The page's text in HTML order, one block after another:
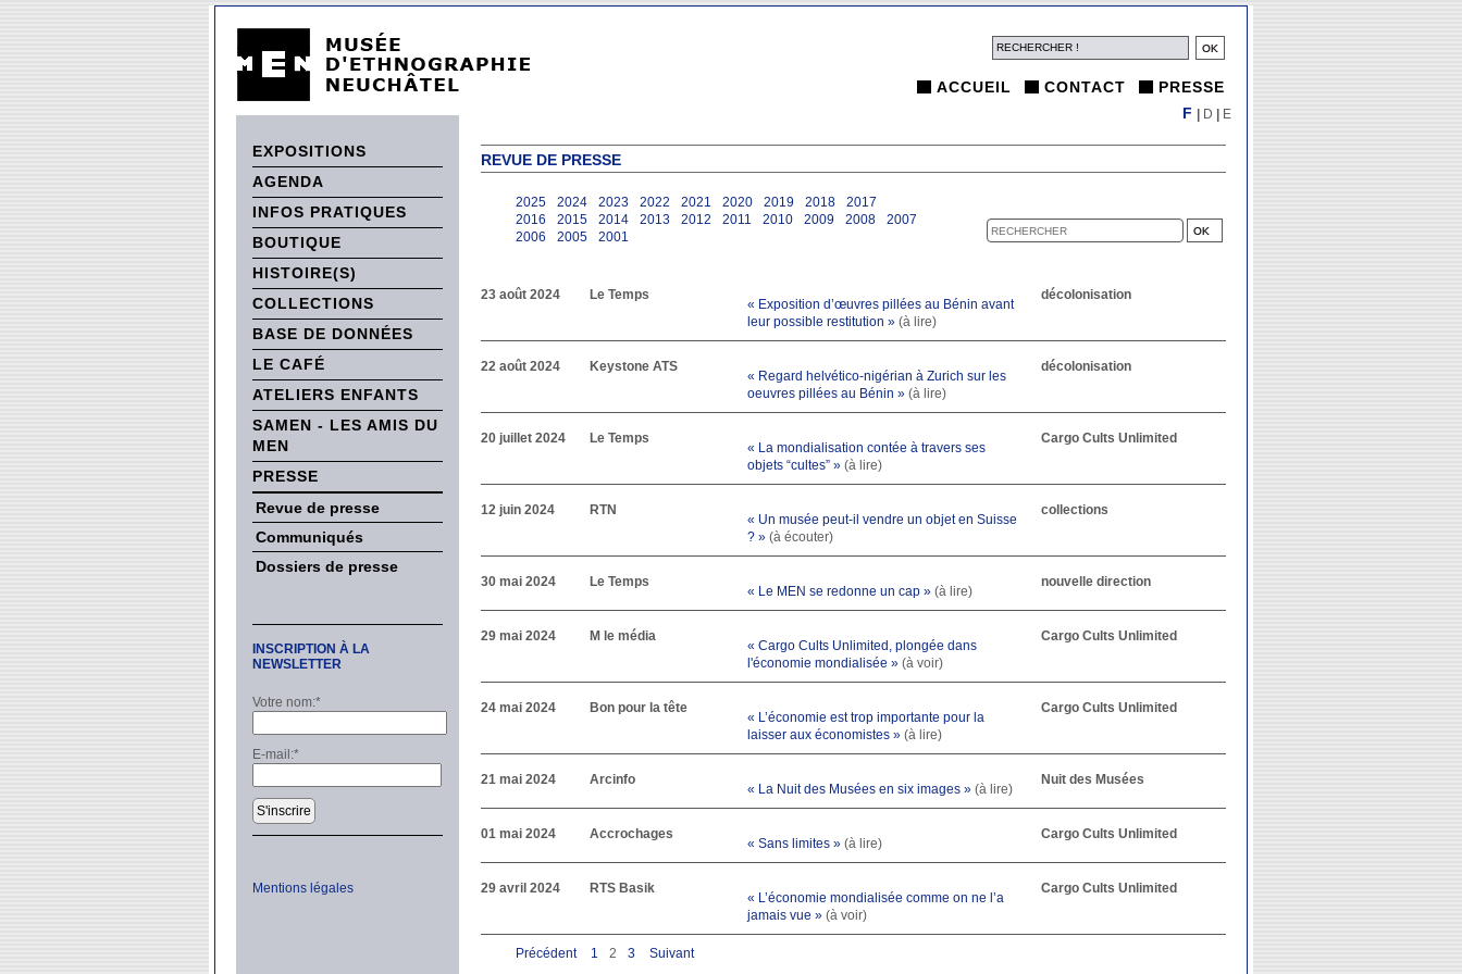
ACCUEIL CONTACT PRESSE
EXPOSITIONS
AGENDA
INFOS PRATIQUES
BOUTIQUE
HISTOIRE(S)
COLLECTIONS
BASE DE DONNÉES
LE CAFÉ
ATELIERS ENFANTS
SAMEN - LES AMIS DU
MEN
PRESSE
Revue de presse
Communiqués
Dossiers de presse
INSCRIPTION À LA
NEWSLETTER
Votre nom:*
E-mail:*
S'inscrire
Mentions légales
REVUE DE PRESSE
2025 2024 2023 2022 2021 2020 2019 2018
2017
2016
2015 2014 2013 2012 2011 2010 2009 2008
2007
2006
2005 2001
23 août 2024 Le Temps
« Exposition d’œuvres pillées au Bénin avant
leur possible restitution » (à lire)
décolonisation
22 août 2024 Keystone ATS
« Regard helvético-nigérian à Zurich sur les
oeuvres pillées au Bénin » (à lire)
décolonisation
20 juillet 2024 Le Temps
« La mondialisation contée à travers ses
objets “cultes” » (à lire)
Cargo Cults Unlimited
12 juin 2024 RTN
« Un musée peut-il vendre un objet en Suisse
? » (à écouter)
collections
30 mai 2024 Le Temps
« Le MEN se redonne un cap » (à lire)
nouvelle direction
29 mai 2024 M le média
« Cargo Cults Unlimited, plongée dans
l'économie mondialisée » (à voir)
Cargo Cults Unlimited
24 mai 2024 Bon pour la tête
« L’économie est trop importante pour la
laisser aux économistes » (à lire)
Cargo Cults Unlimited
21 mai 2024 Arcinfo
« La Nuit des Musées en six images » (à lire)
Nuit des Musées
01 mai 2024 Accrochages
« Sans limites » (à lire)
Cargo Cults Unlimited
29 avril 2024 RTS Basik
« L’économie mondialisée comme on ne l’a
jamais vue » (à voir)
Cargo Cults Unlimited
Précédent 1 2 3 Suivant
F D E